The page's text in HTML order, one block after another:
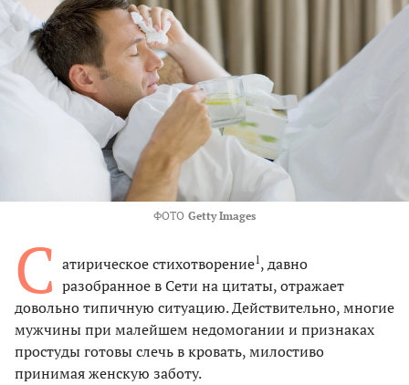
ФОТО Getty Images
С атирическое стихотворение1, давно
разобранное в Сети на цитаты, отражает
довольно типичную ситуацию. Действительно, многие
мужчины при малейшем недомогании и признаках
простуды готовы слечь в кровать, милостиво
принимая женскую заботу.